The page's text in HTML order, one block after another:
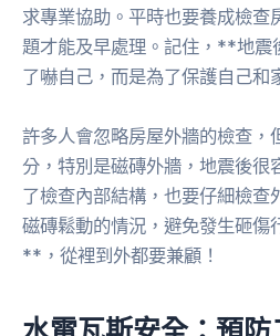
求專業協助。平時也要養成檢查
題才能及早處理。記住，**地
了嚇自己，而是為了保護自己和
許多人會忽略房屋外牆的檢查，
分，特別是磁磚外牆，地震後很
了檢查內部結構，也要仔細檢查
磁磚鬆動的情況，避免發生砸
**，從裡到外都要兼顧！